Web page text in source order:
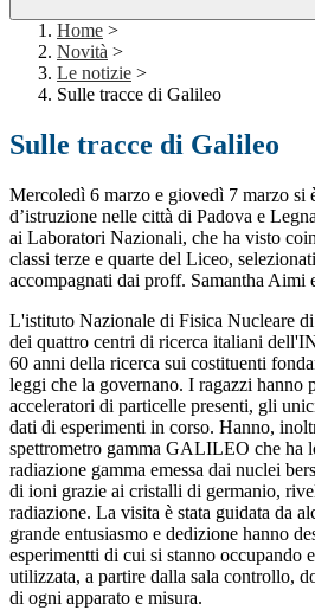
Home >
Novità >
Le notizie >
Sulle tracce di Galileo
Sulle tracce di Galileo
Mercoledì 6 marzo e giovedì 7 marzo si
d’istruzione nelle città di Padova e
ai Laboratori Nazionali, che ha visto
classi terze e quarte del Liceo,
accompagnati dai proff. Samantha Aimi
L'istituto Nazionale di Fisica Nucleare
dei quattro centri di ricerca italiani
60 anni della ricerca sui costituenti
leggi che la governano. I ragazzi hanno
acceleratori di particelle presenti, gli
dati di esperimenti in corso. Hanno,
spettrometro gamma GALILEO che ha
radiazione gamma emessa dai nuclei
di ioni grazie ai cristalli di germanio,
radiazione. La visita è stata guidata da
grande entusiasmo e dedizione hanno
esperimentti di cui si stanno occupando
utilizzata, a partire dalla sala controllo,
di ogni apparato e misura.